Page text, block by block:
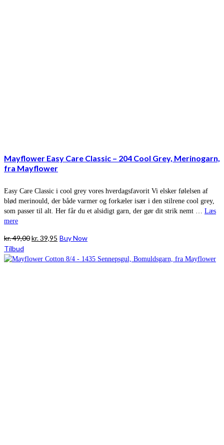
Mayflower Easy Care Classic – 204 Cool Grey, Merinogarn,
fra Mayflower
Easy Care Classic i cool grey vores hverdagsfavorit Vi elsker følelsen af
blød merinould, der både varmer og forkæler især i den stilrene cool grey,
som passer til alt. Her får du et alsidigt garn, der gør dit strik nemt … Læs
mere
kr.49,00Den
pris
kr.39,95 Den
pris
Buy Now
Tilbud